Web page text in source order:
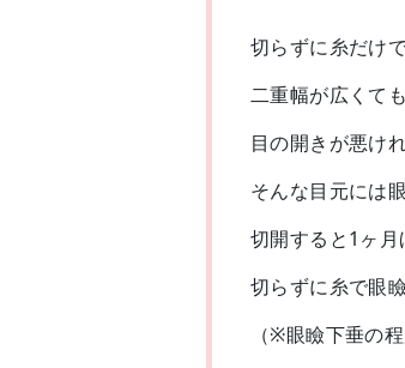
切らずに糸だけ
二重幅が広くて
目の開きが悪け
そんな目元には
切開すると1ヶ月
切らずに糸で眼
（※眼瞼下垂の